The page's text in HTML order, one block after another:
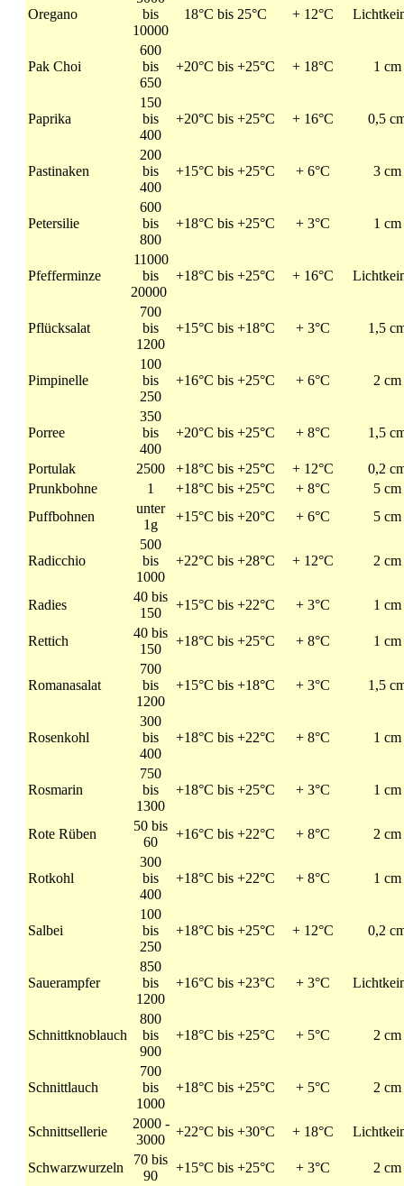
Oregano
bis
10000
18°C bis 25°C + 12°C
Pak Choi
600
bis
650
+20°C bis +25°C + 18°C 1 cm
Paprika
150
bis
400
+20°C bis +25°C + 16°C 0,5
Pastinaken
200
bis
400
+15°C bis +25°C + 6°C 3 cm
Petersilie
600
bis
800
+18°C bis +25°C + 3°C 1 cm
Pfefferminze
11000
bis
20000
+18°C bis +25°C + 16°C
Pflücksalat
700
bis
1200
+15°C bis +18°C + 3°C 1,5
Pimpinelle
100
bis
250
+16°C bis +25°C + 6°C 2 cm
Porree
350
bis
400
+20°C bis +25°C + 8°C 1,5
Portulak 2500 +18°C bis +25°C + 12°C
0,2
Prunkbohne
1 +18°C bis +25°C + 8°C
5 cm
Puffbohnen
unter
1g
+15°C bis +20°C + 6°C 5 cm
Radicchio
500
bis
1000
+22°C bis +28°C + 12°C 2 cm
Radies
40 bis
150
+15°C bis +22°C + 3°C 1 cm
Rettich
40 bis
150
+18°C bis +25°C + 8°C 1 cm
Romanasalat
700
bis
1200
+15°C bis +18°C + 3°C 1,5
Rosenkohl
300
bis
400
+18°C bis +22°C + 8°C 1 cm
Rosmarin
750
bis
1300
+18°C bis +25°C + 3°C 1 cm
Rote Rüben
50 bis
60
+16°C bis +22°C + 8°C 2 cm
Rotkohl
300
bis
400
+18°C bis +22°C + 8°C 1 cm
Salbei
100
bis
250
+18°C bis +25°C + 12°C 0,2
Sauerampfer
850
bis
1200
+16°C bis +23°C + 3°C
Schnittknoblauch
800
bis
900
+18°C bis +25°C + 5°C 2 cm
Schnittlauch
700
bis
1000
+18°C bis +25°C + 5°C 2 cm
Schnittsellerie
2000 -
3000
+22°C bis +30°C + 18°C
Schwarzwurzeln
70 bis
90
+15°C bis +25°C + 3°C 2 cm